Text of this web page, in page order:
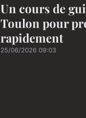
Un cours de
Toulon pour
rapidement
25/06/2026 09:03